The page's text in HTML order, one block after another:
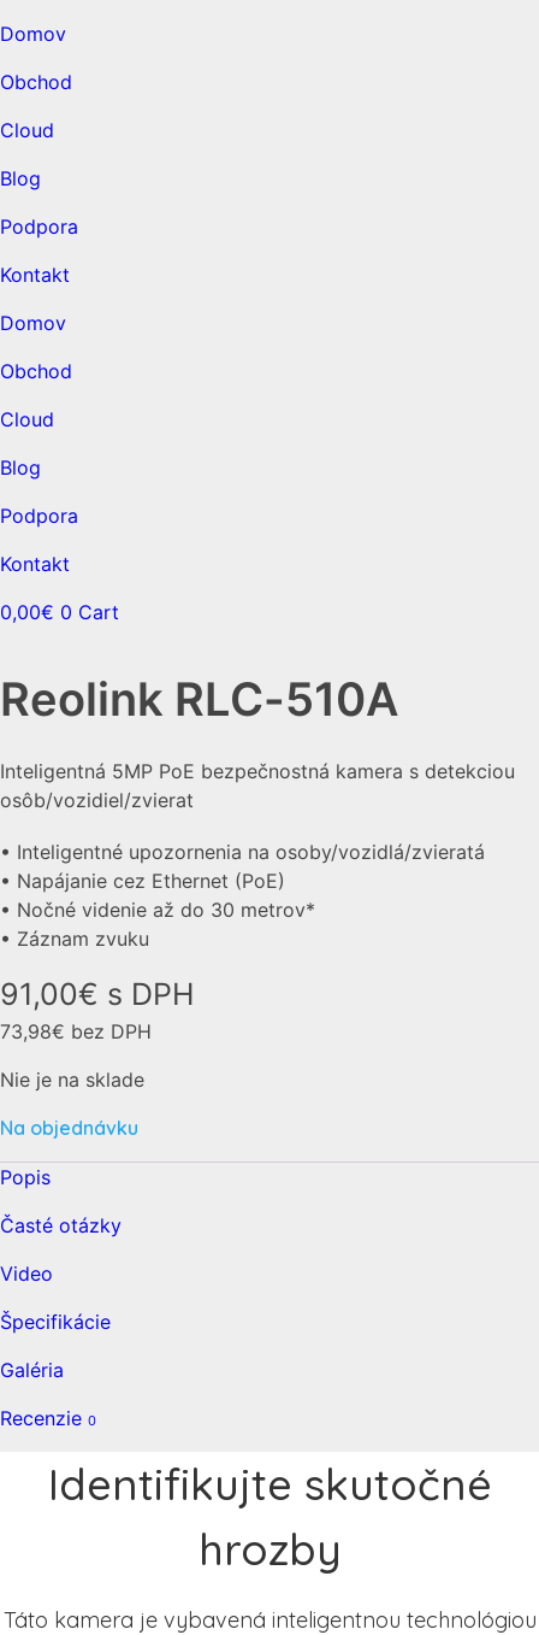
Domov
Obchod
Cloud
Blog
Podpora
Kontakt
Domov
Obchod
Cloud
Blog
Podpora
Kontakt
0,00€ 0 Cart
Reolink RLC-510A
Inteligentná 5MP PoE bezpečnostná kamera s detekciou
osôb/vozidiel/zvierat
• Inteligentné upozornenia na osoby/vozidlá/zvieratá
• Napájanie cez Ethernet (PoE)
• Nočné videnie až do 30 metrov*
• Záznam zvuku
91,00€ s DPH
73,98€ bez DPH
Nie je na sklade
Na objednávku
Popis
Časté otázky
Video
Špecifikácie
Galéria
Recenzie 0
Identifikujte skutočné
hrozby
Táto kamera je vybavená inteligentnou technológiou